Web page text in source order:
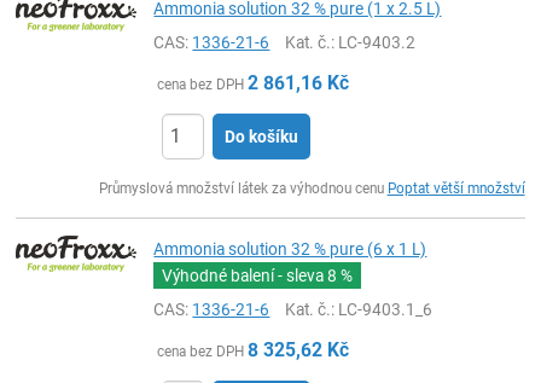
Ammonia solution 32 % pure (1 x 2.5 L)
CAS: 1336-21-6 Kat. č.: LC-9403.2
cena bez DPH 2 861,16 Kč
Do košíku
Průmyslová množství látek za výhodnou cenu Poptat větší množství
Ammonia solution 32 % pure (6 x 1 L)
Výhodné balení - sleva8 %
CAS: 1336-21-6 Kat. č.: LC-9403.1_6
cena bez DPH 8 325,62 Kč